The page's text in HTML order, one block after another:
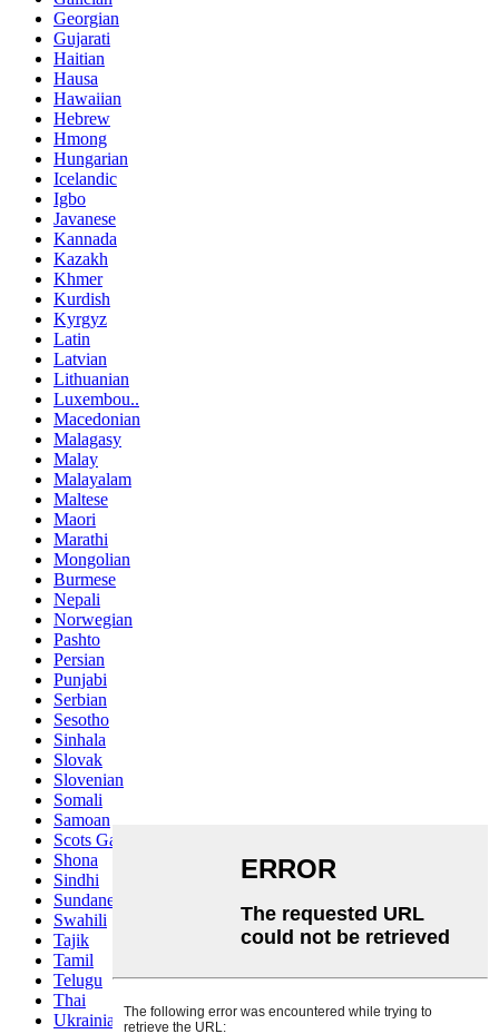
Georgian
Gujarati
Haitian
Hausa
Hawaiian
Hebrew
Hmong
Hungarian
Icelandic
Igbo
Javanese
Kannada
Kazakh
Khmer
Kurdish
Kyrgyz
Latin
Latvian
Lithuanian
Luxembou..
Macedonian
Malagasy
Malay
Malayalam
Maltese
Maori
Marathi
Mongolian
Burmese
Nepali
Norwegian
Pashto
Persian
Punjabi
Serbian
Sesotho
Sinhala
Slovak
Slovenian
Somali
Samoan
Scots Gaelic
Shona
Sindhi
Sundanese
Swahili
Tajik
Tamil
Telugu
Thai
Ukrainian